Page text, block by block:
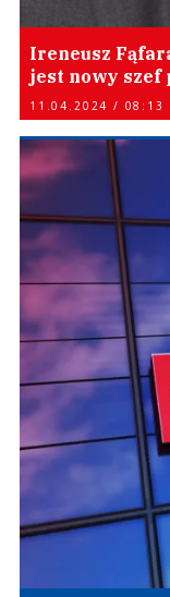
Ireneusz
jest nowy szef
11.04.2024 / 08:13